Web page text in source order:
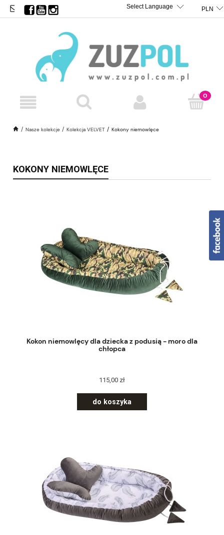
Nasze kolekcje Kolekcja VELVET Kokony niemowlęce
BIURO@ZUZPOL.PL
KOKONY NIEMOWLĘCE
Kokon niemowlęcy dla dziecka z podusią - moro dla
chłopca
115,00 zł
do koszyka